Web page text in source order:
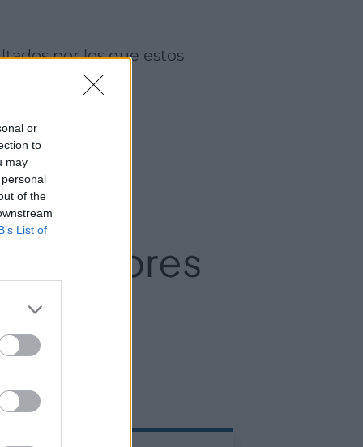
or
to
may
of the
List of
en Valencia.
de
mejores